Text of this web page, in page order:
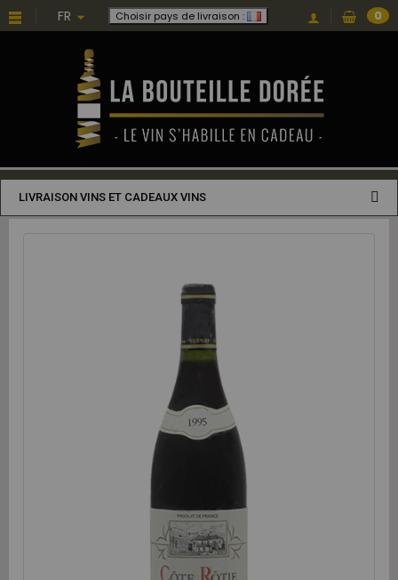
FR Choisir pays de livraison : 0
LIVRAISON VINS ET CADEAUX VINS